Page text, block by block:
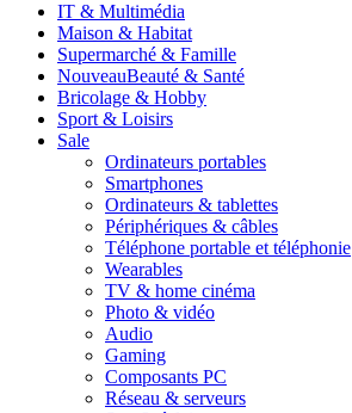
IT & Multimédia
Maison & Habitat
Supermarché & Famille
NouveauBeauté & Santé
Bricolage & Hobby
Sport & Loisirs
Sale
Ordinateurs portables
Smartphones
Ordinateurs & tablettes
Périphériques & câbles
Téléphone portable et téléphonie
Wearables
TV & home cinéma
Photo & vidéo
Audio
Gaming
Composants PC
Réseau & serveurs